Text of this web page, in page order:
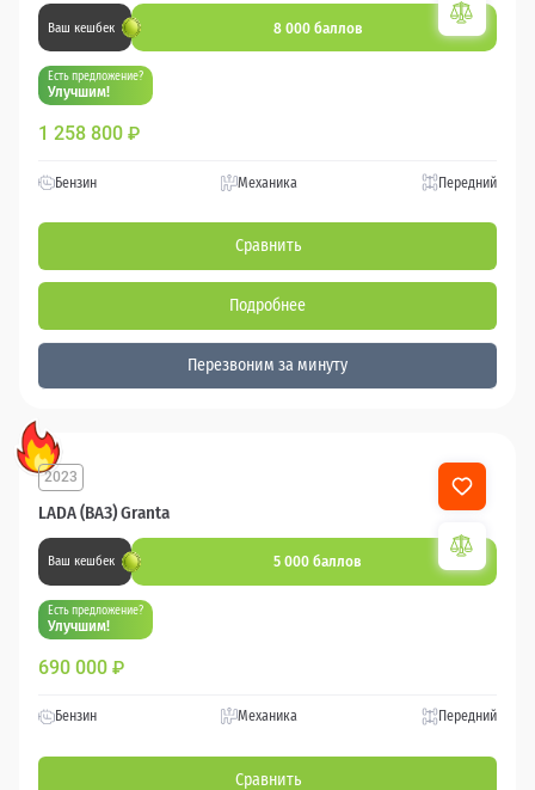
Ваш кешбек 8 000 баллов
Есть предложение?
Улучшим!
1 258 800 ₽
Бензин Механика Передний
Сравнить
Подробнее
Перезвоним за минуту
LADA (ВАЗ) Granta
2023
Ваш кешбек 5 000 баллов
Есть предложение?
Улучшим!
690 000 ₽
Бензин Механика Передний
Сравнить